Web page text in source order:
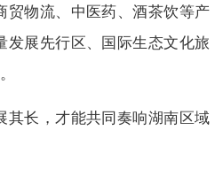
贸物流、中医药、酒茶饮等产
发展先行区、国际生态文化旅
长，才能共同奏响湖南区域